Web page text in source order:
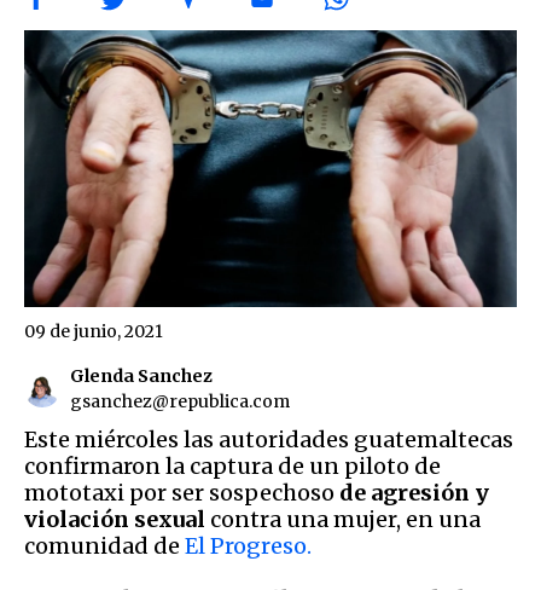
Glenda Sanchez
gsanchez@republica.com
09 de junio, 2021
Este miércoles las autoridades guatemaltecas
confirmaron la captura de un piloto de
mototaxi por ser sospechoso de agresión y
violación sexual contra una mujer, en una
comunidad de El Progreso.